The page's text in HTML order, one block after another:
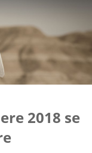
2018 se